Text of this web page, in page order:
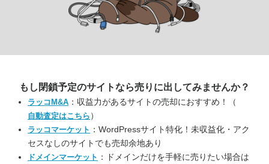
もし閉鎖予定のサイトなら売りに出してみませんか？
ラッコM&A ：収益力があるサイトの売却におすすめ！（
自動査定はこちら ）
ラッコマーケット ：WordPressサイト特化！未収益化・アク
セスなしのサイトでも売却余地あり
ドメインマーケット ：ドメインだけを手軽に売りたい場合は